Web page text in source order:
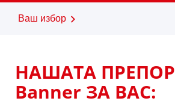
Ваш избор
НАШАТА
Banner ЗА ВАС: